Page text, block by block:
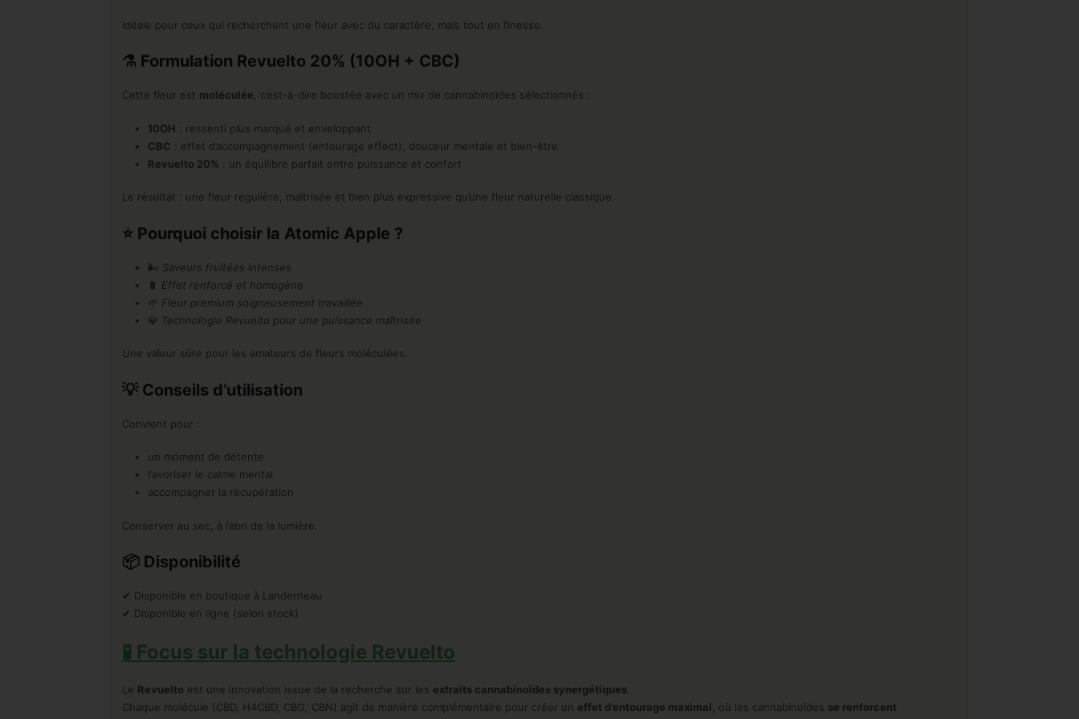
Idéale pour ceux qui recherchent une fleur avec du caractère, mais tout en finesse.
⚗️ Formulation Revuelto 20% (10OH + CBC)
Cette fleur est moléculée , c’est-à-dire boostée avec un mix de cannabinoïdes sélectionnés :
10OH : ressenti plus marqué et enveloppant
CBC : effet d’accompagnement (entourage effect), douceur mentale et bien-être
Revuelto 20% : un équilibre parfait entre puissance et confort
Le résultat : une fleur régulière, maîtrisée et bien plus expressive qu’une fleur naturelle classique.
⭐ Pourquoi choisir la Atomic Apple ?
🌬️ Saveurs fruitées intenses
🔋 Effet renforcé et homogène
🌱 Fleur premium soigneusement travaillée
💎 Technologie Revuelto pour une puissance maîtrisée
Une valeur sûre pour les amateurs de fleurs moléculées.
💡 Conseils d’utilisation
Convient pour :
un moment de détente
favoriser le calme mental
accompagner la récupération
Conserver au sec, à l’abri de la lumière.
📦 Disponibilité
✔ Disponible en boutique à Landerneau
✔ Disponible en ligne (selon stock)
🧪 Focus sur la technologie Revuelto
Le Revuelto est une innovation issue de la recherche sur les extraits cannabinoïdes synergétiques.
Chaque molécule (CBD, H4CBD, CBG, CBN) agit de manière complémentaire pour créer un effet d’entourage maximal , où les cannabinoïdes se renforcent